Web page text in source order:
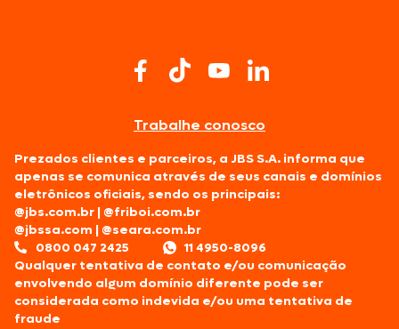
Trabalhe conosco
Prezados clientes e parceiros, a JBS S.A. informa que
apenas se comunica através de seus canais e domínios
eletrônicos oficiais, sendo os principais:
@jbs.com.br |@friboi.com.br
@jbssa.com |@seara.com.br
0800 047 2425
11 4950-8096
Qualquer tentativa de contato e/ou comunicação
envolvendo algum domínio diferente pode ser
considerada como indevida e/ou uma tentativa de
fraude